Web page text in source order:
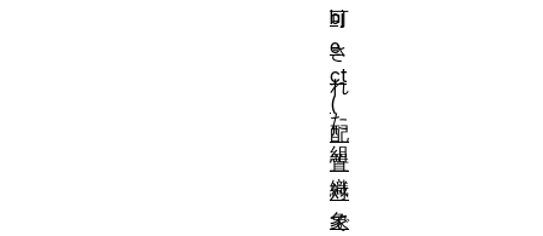
可
さ
れ
た
組
織
で
bj
e
ct
(
配
置
対
象